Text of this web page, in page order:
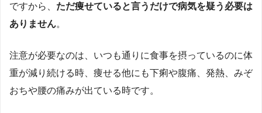
ですから、 ただ痩せていると言うだけで病気を疑う必要は
ありません。
注意が必要なのは、いつも通りに食事を摂っているのに体
重が減り続ける時、痩せる他にも下痢や腹痛、発熱、みぞ
おちや腰の痛みが出ている時です。